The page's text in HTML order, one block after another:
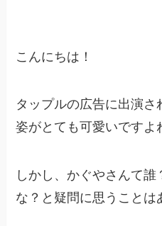
こんにちは！
タップルの広告に出演
姿がとても可愛いですよ
しかし、かぐやさんて
な？と疑問に思うことは